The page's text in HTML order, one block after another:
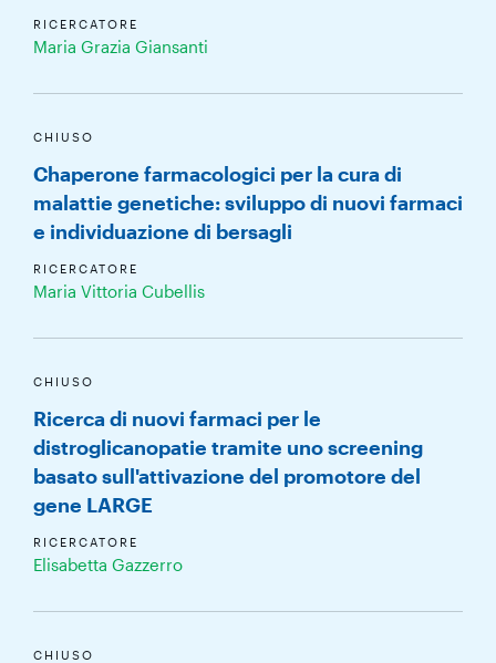
RICERCATORE
Maria Grazia Giansanti
CHIUSO
Chaperone farmacologici per la cura di
malattie genetiche: sviluppo di nuovi farmaci
e individuazione di bersagli
RICERCATORE
Maria Vittoria Cubellis
CHIUSO
Ricerca di nuovi farmaci per le
distroglicanopatie tramite uno screening
basato sull'attivazione del promotore del
gene LARGE
RICERCATORE
Elisabetta Gazzerro
CHIUSO